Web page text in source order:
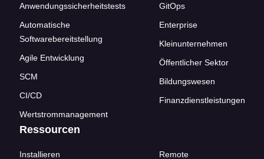
Anwendungssicherheitstests
Automatische
Softwarebereitstellung
Agile Entwicklung
SCM
CI/CD
Wertstrommanagement
GitOps
Enterprise
Kleinunternehmen
Öffentlicher Sektor
Bildungswesen
Finanzdienstleistungen
Ressourcen
Installieren
Remote